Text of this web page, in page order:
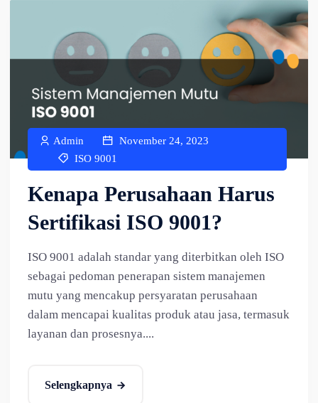
Admin
November 24, 2023
ISO 9001
Kenapa Perusahaan Harus
Sertifikasi ISO 9001?
ISO 9001 adalah standar yang diterbitkan oleh ISO
sebagai pedoman penerapan sistem manajemen
mutu yang mencakup persyaratan perusahaan
dalam mencapai kualitas produk atau jasa, termasuk
layanan dan prosesnya....
Selengkapnya